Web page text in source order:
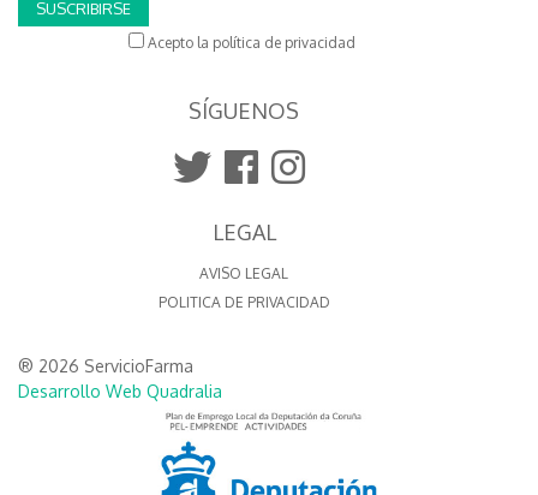
SUSCRIBIRSE
Acepto la política de privacidad
SÍGUENOS
LEGAL
AVISO LEGAL
POLITICA DE PRIVACIDAD
® 2026 ServicioFarma
Desarrollo Web Quadralia